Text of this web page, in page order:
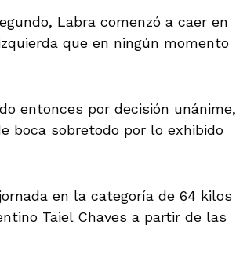
Labra comenzó a caer en
que en ningún momento
entonces por decisión unánime,
boca sobretodo por lo exhibido
en la categoría de 64 kilos
Taiel Chaves a partir de las